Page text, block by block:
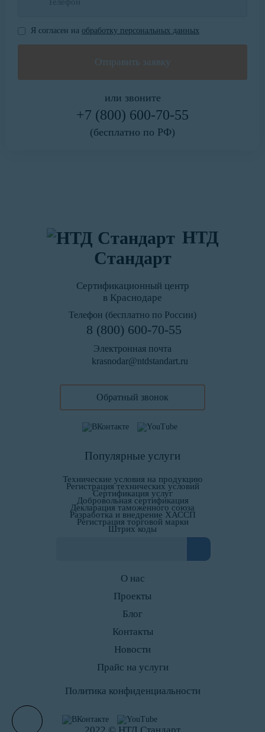
Я согласен на обработку персональных данных
или звоните
+7 (800) 600-70-55
(бесплатно по РФ)
НТД
Стандарт
Сертификационный центр
в Краснодаре
Телефон (бесплатно по России)
8 (800) 600-70-55
Электронная почта
krasnodar@ntdstandart.ru
Обратный звонок
Популярные услуги
Технические условия на продукцию
Регистрация технических условий
Сертификация услуг
Добровольная сертификация
Декларация таможенного союза
Разработка и внедрение ХАССП
Регистрация торговой марки
Штрих коды
О нас
Проекты
Блог
Контакты
Новости
Прайс на услуги
Политика конфиденциальности
2022 © НТД Стандарт